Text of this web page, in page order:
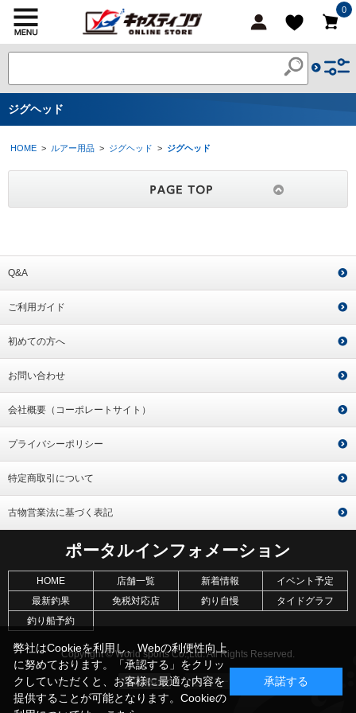
0
ジグヘッド
HOME > ルアー用品 > ジグヘッド > ジグヘッド
Q&A
ご利用ガイド
初めての方へ
お問い合わせ
会社概要（コーポレートサイト）
プライバシーポリシー
特定商取引について
古物営業法に基づく表記
ポータルインフォメーション
HOME 店舗一覧 新着情報
イベント予定
最新釣果
免税対応店 釣り自慢
タイドグラフ
釣り船予約
Copyright © World sports Co.,Ltd. All Rights Reserved.
弊社はCookieを利用し、Webの利便性向上
に努めております。「承認する」をクリッ
クしていただくと、お客様に最適な内容を
提供することが可能となります。Cookieの
承諾する